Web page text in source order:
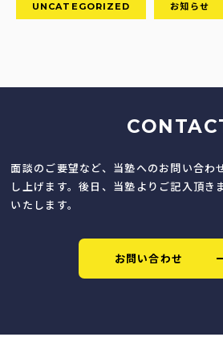
UNCATEGORIZED お知らせ
面談のご要望など、当塾へのお問い合わ
し上げます。後日、当塾よりご記入頂き
いたします。
お問い合わせ